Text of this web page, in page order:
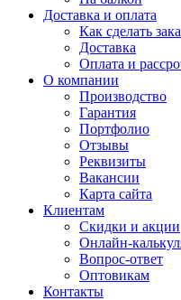
Доставка и оплата
Как сделать
Доставка
Оплата и
О компании
Производство
Гарантия
Портфолио
Отзывы
Реквизиты
Вакансии
Карта сайта
Клиентам
Скидки и акции
Онлайн-
Вопрос-ответ
Оптовикам
Контакты